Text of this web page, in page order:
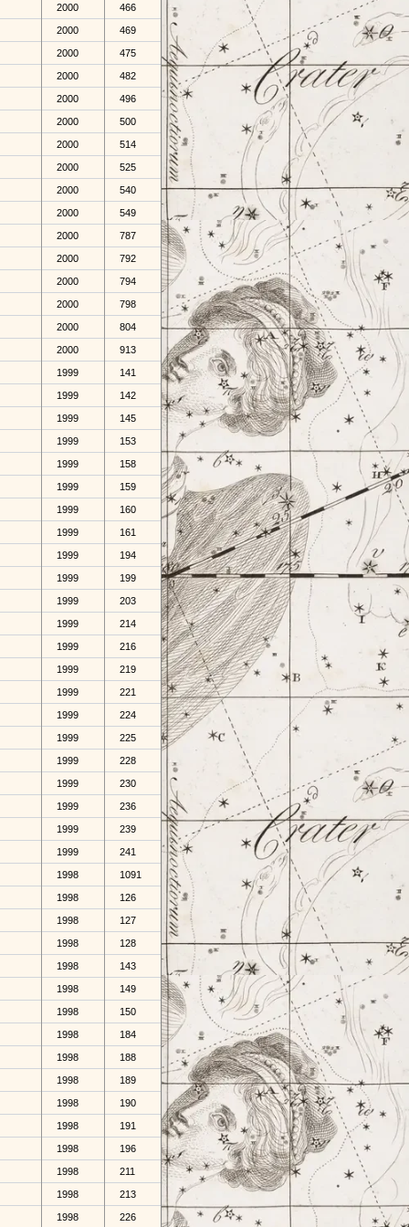
2000 466
2000 469
2000 475
2000 482
2000 496
2000 500
2000 514
2000 525
2000 540
2000 549
2000 787
2000 792
2000 794
2000 798
2000 804
2000 913
1999 141
1999 142
1999 145
1999 153
1999 158
1999 159
1999 160
1999 161
1999 194
1999 199
1999 203
1999 214
1999 216
1999 219
1999 221
1999 224
1999 225
1999 228
1999 230
1999 236
1999 239
1999 241
1998 1091
1998 126
1998 127
1998 128
1998 143
1998 149
1998 150
1998 184
1998 188
1998 189
1998 190
1998 191
1998 196
1998 211
1998 213
1998 226